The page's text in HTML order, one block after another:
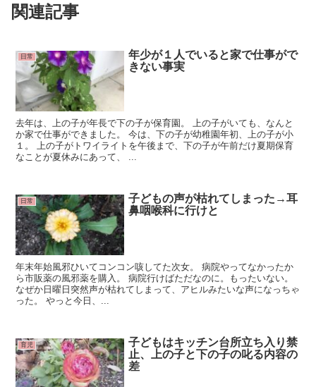
関連記事
日常
年少が１人でいると家で仕事がで
きない事実
去年は、上の子が年長で下の子が保育園。 上の子がいても、なんと
か家で仕事ができました。 今は、下の子が幼稚園年初、上の子が小
１。 上の子がトワイライトを午後まで、下の子が午前だけ夏期保育
なことが夏休みにあって、 ...
日常
子どもの声が枯れてしまった→耳
鼻咽喉科に行けと
年末年始風邪ひいてコンコン咳してた次女。 病院やってなかったか
ら市販薬の風邪薬を購入。 病院行けばただなのに。もったいない。
なぜか日曜日突然声が枯れてしまって、アヒルみたいな声になっちゃ
った。 やっと今日、...
育児
子どもはキッチン台所立ち入り禁
止、上の子と下の子の叱る内容の
差